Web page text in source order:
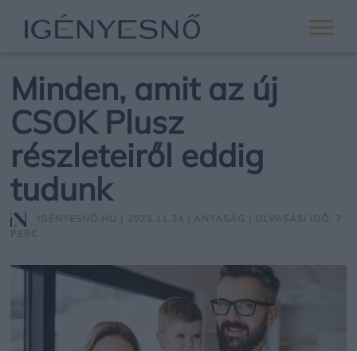
Minden, amit az új
CSOK Plusz
részleteiről eddig
tudunk